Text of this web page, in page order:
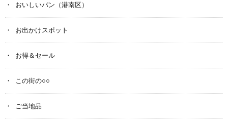
おいしいパン（港南区）
お出かけスポット
お得＆セール
この街の○○
ご当地品